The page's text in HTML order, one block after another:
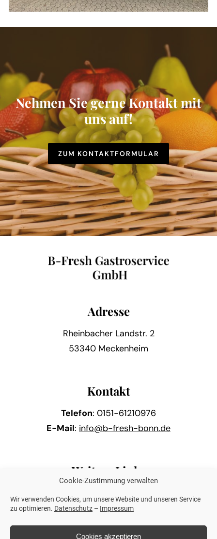
Cookie-Zustimmung verwalten
Wir verwenden Cookies, um unsere Website und unseren Service
zu optimieren. Datenschutz – Impressum
Cookies akzeptieren
Nehmen Sie gerne Kontakt mit
uns auf!
ZUM KONTAKTFORMULAR
Adresse
Rheinbacher Landstr. 2
53340 Meckenheim
Kontakt
Telefon: 0151-61210976
E-Mail: info@b-fresh-bonn.de
Weitere Links
Datenschutz
WhatsApp